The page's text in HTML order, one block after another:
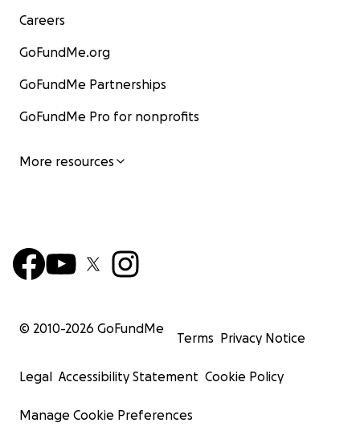
Careers
GoFundMe.org
GoFundMe Partnerships
GoFundMe Pro for nonprofits
More resources
© 2010-2026 GoFundMe
Terms Privacy Notice
Legal Accessibility Statement Cookie Policy
Manage Cookie Preferences